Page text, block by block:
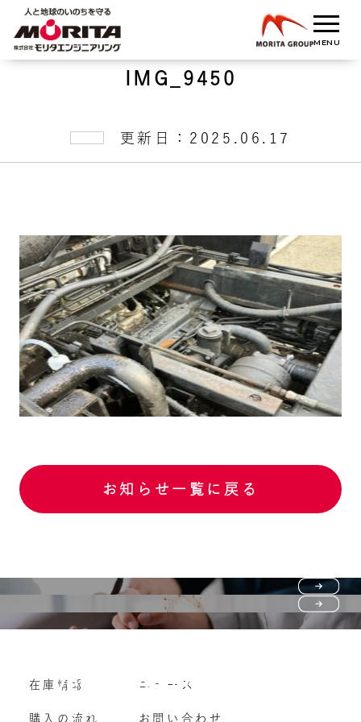
IMG_9450
更新日：2025.06.17
お知らせ一覧に戻る
購入の流れ
よくいただくご質問
Vehicle purchase
車両買い取り
在庫情報
購入の流れ
ニュース
お問い合わせ